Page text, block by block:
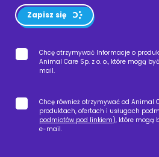
Zapisz się
Chcę otrzymywać Informacje o
Animal Care Sp. z o. o., które mogą
mail.
Chcę również otrzymywać od Animal
produktach, ofertach i usługach
podmiotów pod linkiem), które mogą
e-mail.